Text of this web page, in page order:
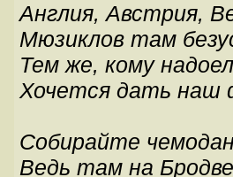
Англия, Австрия,
Мюзиклов там
Тем же, кому
Хочется дать наш
Собирайте
Ведь там на